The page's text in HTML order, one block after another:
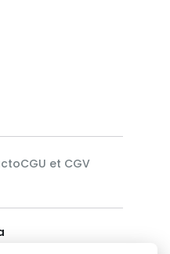
CGU et CGV